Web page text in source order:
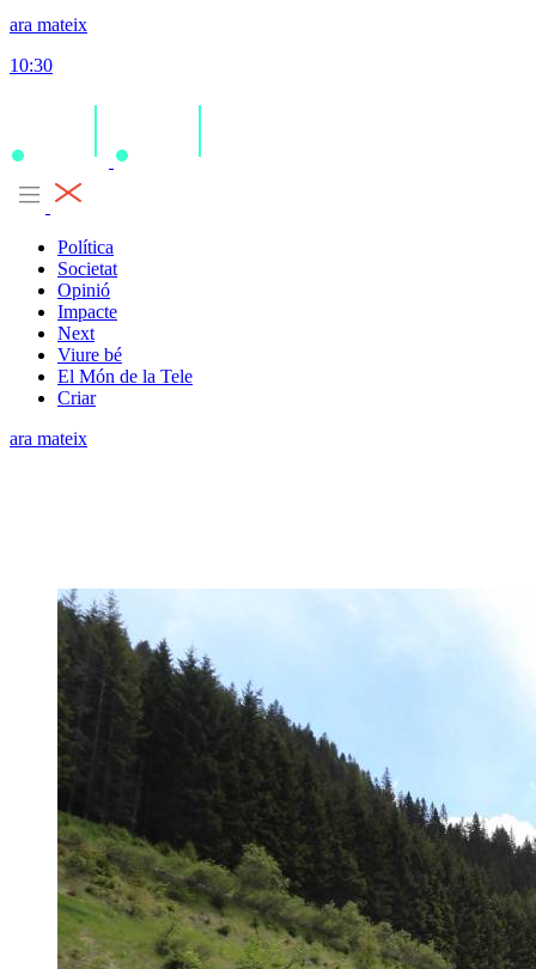
ara mateix
10:30
Política
Societat
Opinió
Impacte
Next
Viure bé
El Món de la Tele
Criar
ara mateix